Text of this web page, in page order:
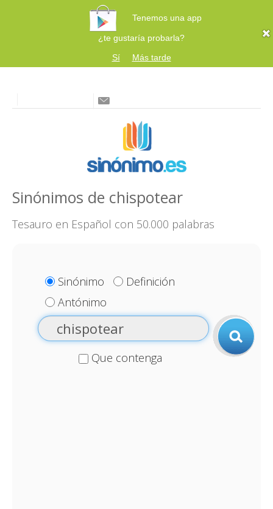
Tenemos una app
¿te gustaría probarla?
Sí
Más tarde
Sinónimos de chispotear
Tesauro en Español con 50.000 palabras
Sinónimo
Definición
Antónimo
Que contenga